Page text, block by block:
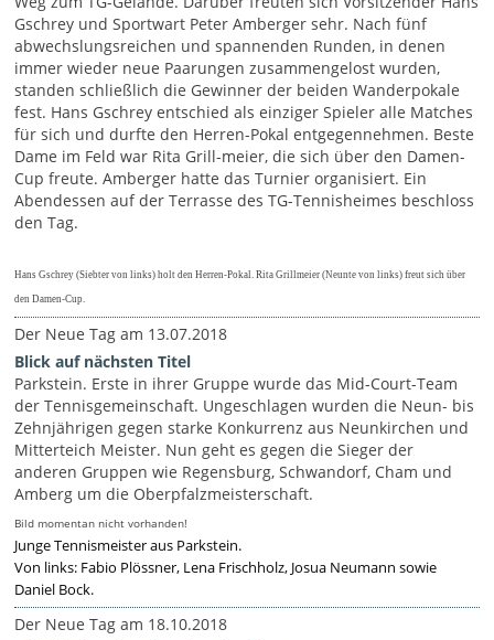
Gschrey und Sportwart Peter Amberger sehr. Nach fünf
abwechslungsreichen und spannenden Runden, in denen
immer wieder neue Paarungen zusammengelost wurden,
standen schließlich die Gewinner der beiden Wanderpokale
fest. Hans Gschrey entschied als einziger Spieler alle Matches
für sich und durfte den Herren-Pokal entgegennehmen. Beste
Dame im Feld war Rita Grill-meier, die sich über den Damen-
Cup freute. Amberger hatte das Turnier organisiert. Ein
Abendessen auf der Terrasse des TG-Tennisheimes beschloss
den Tag.
Hans Gschrey (Siebter von links) holt den Herren-Pokal. Rita Grillmeier(Neunte von links) freut sich über
den Damen-Cup.
Der Neue Tag am 13.07.2018
Blick auf nächsten Titel
Parkstein. Erste in ihrer Gruppe wurde das Mid-Court-Team
der Tennisgemeinschaft. Ungeschlagen wurden die Neun- bis
Zehnjährigen gegen starke Konkurrenz aus Neunkirchen und
Mitterteich Meister. Nun geht es gegen die Sieger der
anderen Gruppen wie Regensburg, Schwandorf, Cham und
Amberg um die Oberpfalzmeisterschaft.
Bild momentan nicht vorhanden!
Junge Tennismeister aus Parkstein.
Von links: Fabio Plössner, Lena Frischholz, Josua Neumann sowie
Daniel Bock.
Der Neue Tag am 18.10.2018